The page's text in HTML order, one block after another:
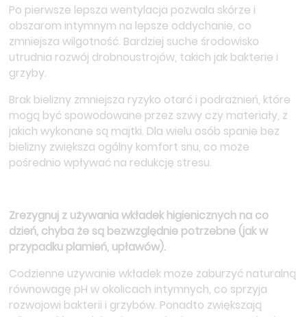
Po pierwsze lepsza wentylacja pozwala skórze i
obszarom intymnym na lepsze oddychanie, co
zmniejsza wilgotność. Bardziej suche środowisko
utrudnia rozwój drobnoustrojów, takich jak bakterie i
grzyby.
Brak bielizny zmniejsza ryzyko otarć i podrażnień, które
mogą być spowodowane przez szwy czy materiały, z
jakich wykonane są majtki. Dla wielu osób spanie bez
bielizny zwiększa ogólny komfort snu, co może
pośrednio wpływać na redukcję stresu.
Zrezygnuj z używania wkładek higienicznych na co
dzień, chyba że są bezwzględnie potrzebne (jak w
przypadku plamień, upławów).
Codzienne używanie wkładek może zaburzyć naturalną
równowagę pH w okolicach intymnych, co sprzyja
rozwojowi bakterii i grzybów. Ponadto zwiększają